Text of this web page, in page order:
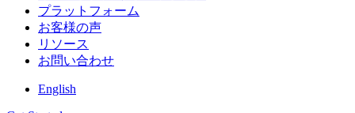
プラットフォーム
お客様の声
リソース
お問い合わせ
English